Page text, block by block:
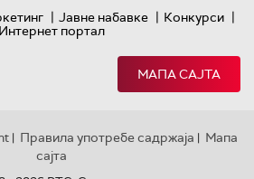
| Јавне набавке | Конкурси |
Интернет портал
МАПА САЈТА
| Правила употребе садржаја | Мапа
сајта